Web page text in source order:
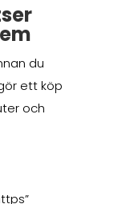
du
ett köp
och